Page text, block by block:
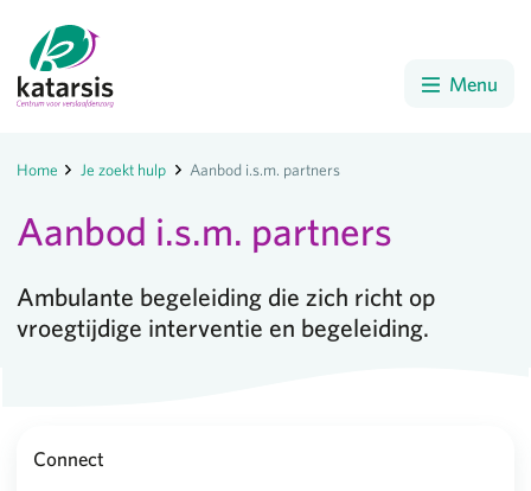
Menu
Home Je zoekt hulp Aanbod i.s.m. partners
Aanbod i.s.m. partners
Ambulante begeleiding die zich richt op
vroegtijdige interventie en begeleiding.
Connect